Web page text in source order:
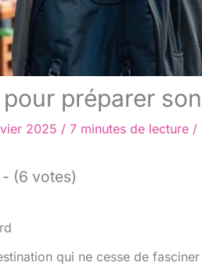
préparer
2025 / 7 minutes de lecture /
(6 votes)
qui ne cesse de